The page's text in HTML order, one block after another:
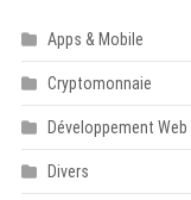
Apps & Mobile
Cryptomonnaie
Développement Web
Divers